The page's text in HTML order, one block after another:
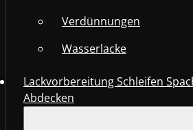
Verdünnungen
Wasserlacke
Lackvorbereitung Schleifen
Abdecken